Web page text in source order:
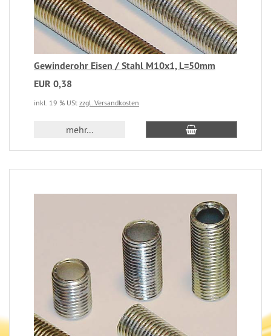
Gewinderohr Eisen / Stahl M10x1, L=50mm
EUR 0,38
inkl. 19 % USt zzgl. Versandkosten
mehr...